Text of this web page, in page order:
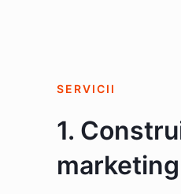
SERVICII
1.